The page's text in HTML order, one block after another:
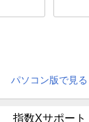
パソコン版で見る
指数Xサポート